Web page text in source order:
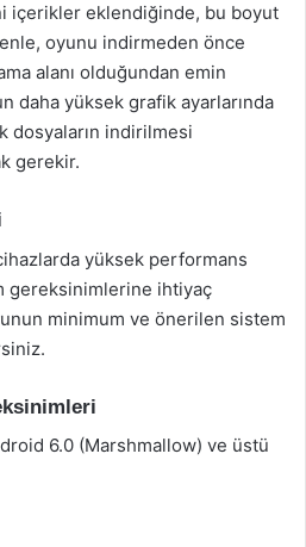
içerikler eklendiğinde, bu boyut
oyunu indirmeden önce
alanı olduğundan emin
daha yüksek grafik ayarlarında
dosyaların indirilmesi
gerekir.
yüksek performans
gereksinimlerine ihtiyaç
minimum ve önerilen sistem
6.0 (Marshmallow) ve üstü